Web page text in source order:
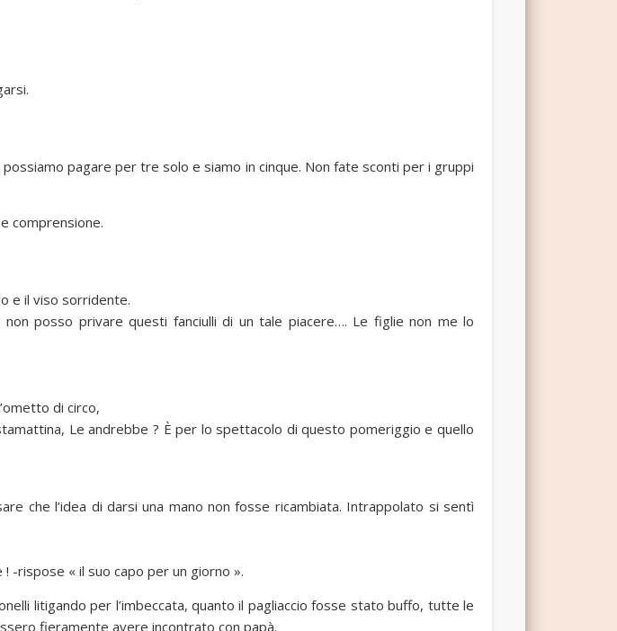
pagare per tre solo e siamo in cinque. Non fate sconti per i gruppi
comprensione.
e il viso sorridente.
posso privare questi fanciulli di un tale piacere…. Le figlie non me lo
di circo,
Le andrebbe ? È per lo spettacolo di questo pomeriggio e quello
che l’idea di darsi una mano non fosse ricambiata. Intrappolato si sentì
-rispose « il suo capo per un giorno ».
litigando per l’imbeccata, quanto il pagliaccio fosse stato buffo, tutte le
fieramente avere incontrato con papà.